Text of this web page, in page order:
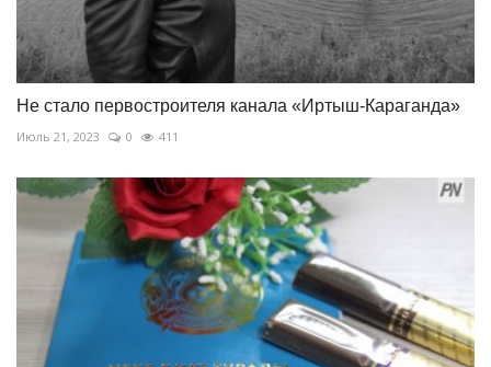
Не стало первостроителя канала «Иртыш-Караганда»
Июль 21, 2023 0 411